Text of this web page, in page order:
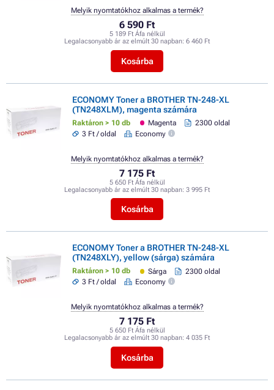
6 590 Ft
5 189 Ft Áfa nélkül
Legalacsonyabb ár az elmúlt 30 napban: 6 460 Ft
Kosárba
Melyik nyomtatókhoz alkalmas a termék?
ECONOMY Toner a BROTHER TN-248-XL
(TN248XLM), magenta számára
Raktáron > 10 db Magenta
2300 oldal
3 Ft / oldal
Economy
7 175 Ft
5 650 Ft Áfa nélkül
Legalacsonyabb ár az elmúlt 30 napban: 3 995 Ft
Kosárba
Melyik nyomtatókhoz alkalmas a termék?
ECONOMY Toner a BROTHER TN-248-XL
(TN248XLY), yellow (sárga) számára
Raktáron > 10 db Sárga
2300 oldal
3 Ft / oldal
Economy
7 175 Ft
5 650 Ft Áfa nélkül
Legalacsonyabb ár az elmúlt 30 napban: 4 035 Ft
Kosárba
Melyik nyomtatókhoz alkalmas a termék?